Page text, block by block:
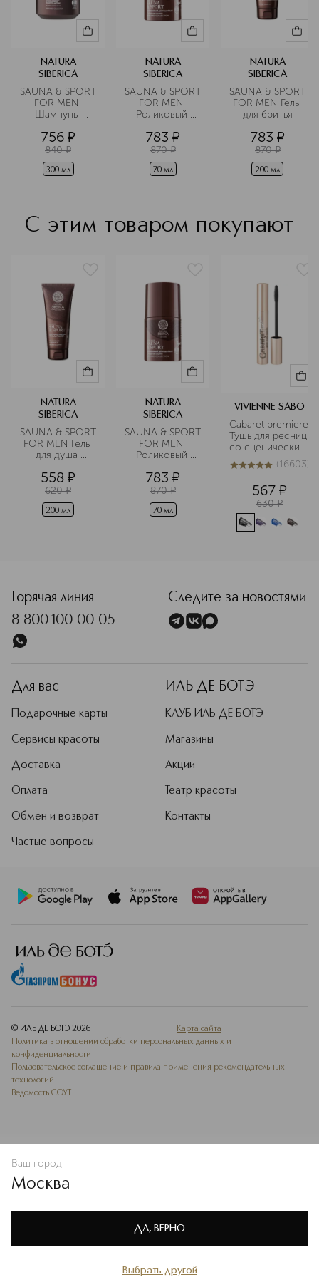
Политике конфиденциальности
NATURA
SIBERICA
SAUNA & SPORT
FOR MEN
Шампунь-
типов волос
756 ¤
840 ¤
300 мл
NATURA
SIBERICA
SAUNA & SPORT
FOR MEN
Роликовый
Сибирская
защита
783 ¤
870 ¤
70 мл
NATURA
SIBERICA
SAUNA & SPORT
FOR MEN Гель
для бритья
783 ¤
870 ¤
200 мл
С этим товаром покупают
NATURA
SIBERICA
SAUNA & SPORT
FOR MEN Гель
для душа
свежесть
558 ¤
620 ¤
200 мл
NATURA
SIBERICA
SAUNA & SPORT
FOR MEN
Роликовый
Сибирская
защита
783 ¤
870 ¤
70 мл
VIVIENNE SABO
Cabaret premiere
Тушь для ресниц
со сценическим
эффектом
5из 516603 (16603
567 ¤
630 ¤
В КОРЗИНУ
Горячая линия
8-800-100-00-05
Следите за новостями
Для вас
Подарочные карты
Сервисы красоты
Доставка
Оплата
Обмен и возврат
Частые вопросы
ИЛЬ ДЕ БОТЭ
КЛУБ ИЛЬ ДЕ БОТЭ
Магазины
Акции
Театр красоты
Контакты
© ИЛЬ ДЕ БОТЭ 2026
Карта сайта
Политика в отношении обработки персональных данных и
конфиденциальности
Пользовательское соглашение и правила применения рекомендательных
технологий
Ведомость СОУТ
Ваш город
Москва
Выбрать другой
ДА, ВЕРНО